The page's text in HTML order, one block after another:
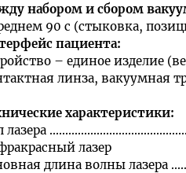
набором и сбором
90 с (стыковка,
пациента:
– единое изделие
линза, вакуумная
характеристики:
лазера
лазер
длина волны лазера